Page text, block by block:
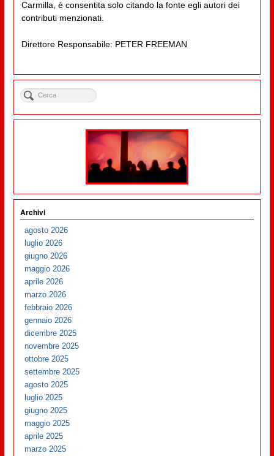
Carmilla, è consentita solo citando la fonte egli autori dei
contributi menzionati.
Direttore Responsabile: PETER FREEMAN
Archivi
agosto 2026
luglio 2026
giugno 2026
maggio 2026
aprile 2026
marzo 2026
febbraio 2026
gennaio 2026
dicembre 2025
novembre 2025
ottobre 2025
settembre 2025
agosto 2025
luglio 2025
giugno 2025
maggio 2025
aprile 2025
marzo 2025